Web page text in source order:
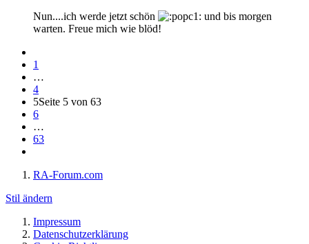
Nun....ich werde jetzt schön
und bis morgen
warten. Freue mich wie blöd!
1
…
4
5Seite 5 von 63
6
…
63
RA-Forum.com
Stil ändern
Impressum
Datenschutzerklärung